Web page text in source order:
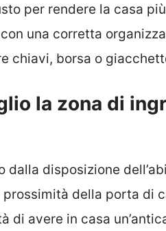
per rendere la casa
una corretta
chiavi, borsa o
la zona di
disposizione
prossimità della porta di
di avere in casa